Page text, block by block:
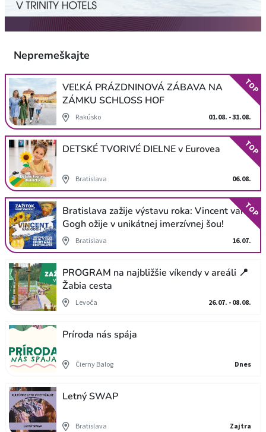
Nepremeškajte
VEĽKÁ PRÁZDNINOVÁ ZÁBAVA NA
ZÁMKU SCHLOSS HOF
Rakúsko 01.08. - 31.08.
TOP
DETSKÉ TVORIVÉ DIELNE v Eurovea
Bratislava 06.08.
TOP
Bratislava zažije výstavu roka: Vincent van
Gogh ožije v unikátnej imerzívnej šou!
Bratislava 16.07.
TOP
PROGRAM na najbližšie víkendy v areáli 📍
Žabia cesta
Levoča 26.07. - 08.08.
Príroda nás spája
Čierny Balog Dnes
Letný SWAP
Bratislava Zajtra